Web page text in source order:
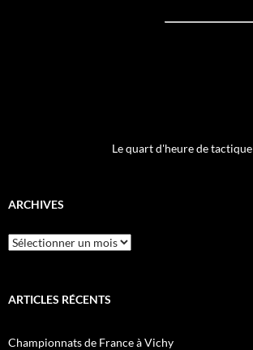
Le quart d'heure de tactique
ARCHIVES
Archives
ARTICLES RÉCENTS
Championnats de France à Vichy